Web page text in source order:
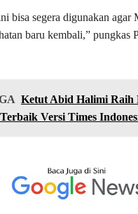
bisa segera digunakan agar
baru kembali,” pungkas
Ketut Abid Halimi Raih
Versi Times